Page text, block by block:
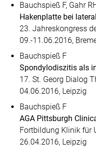
Bauchspieß F, Gahr
Hakenplatte bei
23. Jahreskongress
09.-11.06.2016,
Bauchspieß F
Spondylodiszitis als
17. St. Georg Dialog
04.06.2016, Leipzig
Bauchspieß F
AGA Pittsburgh
Fortbildung Klinik für
26.04.2016, Leipzig